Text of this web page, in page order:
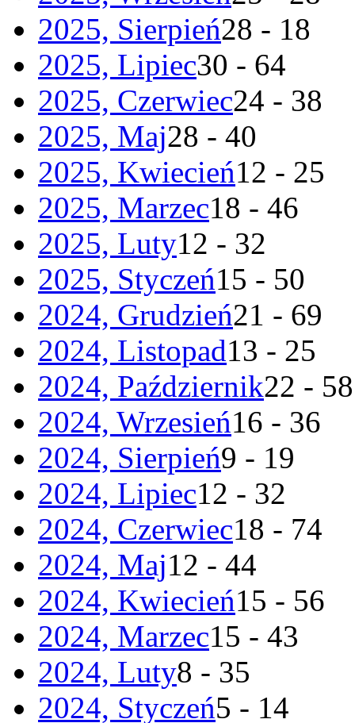
2025, Sierpień28 - 18
2025, Lipiec30 - 64
2025, Czerwiec24 - 38
2025, Maj28 - 40
2025, Kwiecień12 - 25
2025, Marzec18 - 46
2025, Luty12 - 32
2025, Styczeń15 - 50
2024, Grudzień21 - 69
2024, Listopad13 - 25
2024, Październik22 - 58
2024, Wrzesień16 - 36
2024, Sierpień9 - 19
2024, Lipiec12 - 32
2024, Czerwiec18 - 74
2024, Maj12 - 44
2024, Kwiecień15 - 56
2024, Marzec15 - 43
2024, Luty8 - 35
2024, Styczeń5 - 14